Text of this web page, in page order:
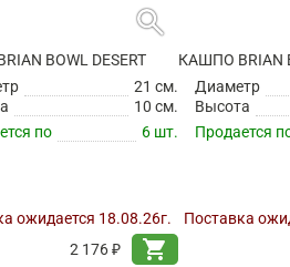
search
BOWL DESERT
21 см.
10 см.
по
6 шт.
ожидается 18.08.26г.
2 176 ₽
shopping_cart
КАШПО BRIAN
Диаметр
Высота
Продается
Поставка